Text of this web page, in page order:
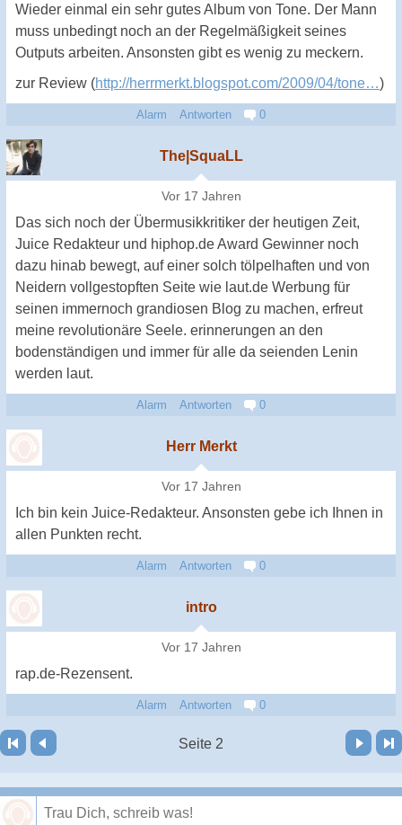
Wieder einmal ein sehr gutes Album von Tone. Der Mann
muss unbedingt noch an der Regelmäßigkeit seines
Outputs arbeiten. Ansonsten gibt es wenig zu meckern.
zur Review (http://herrmerkt.blogspot.com/2009/04/tone…)
Alarm Antworten 0
The|SquaLL
Vor 17 Jahren
Das sich noch der Übermusikkritiker der heutigen Zeit,
Juice Redakteur und hiphop.de Award Gewinner noch
dazu hinab bewegt, auf einer solch tölpelhaften und von
Neidern vollgestopften Seite wie laut.de Werbung für
seinen immernoch grandiosen Blog zu machen, erfreut
meine revolutionäre Seele. erinnerungen an den
bodenständigen und immer für alle da seienden Lenin
werden laut.
Alarm Antworten 0
Herr Merkt
Vor 17 Jahren
Ich bin kein Juice-Redakteur. Ansonsten gebe ich Ihnen in
allen Punkten recht.
Alarm Antworten 0
intro
Vor 17 Jahren
rap.de-Rezensent.
Alarm Antworten 0
Seite 2
Vor Letzte Seite